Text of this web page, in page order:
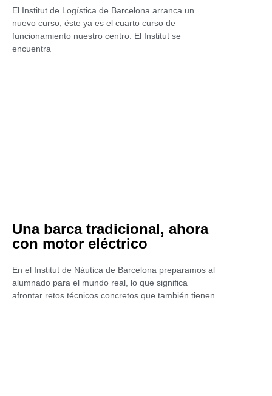
El Institut de Logística de Barcelona arranca un
nuevo curso, éste ya es el cuarto curso de
funcionamiento nuestro centro. El Institut se
encuentra
Una barca tradicional, ahora
con motor eléctrico
En el Institut de Nàutica de Barcelona preparamos al
alumnado para el mundo real, lo que significa
afrontar retos técnicos concretos que también tienen